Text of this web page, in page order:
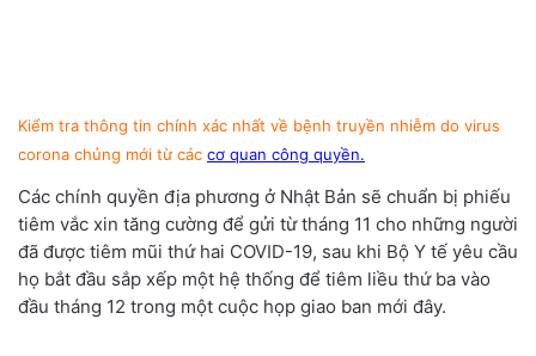
Kiểm tra thông tin chính xác nhất về bệnh truyền nhiễm do virus
corona chủng mới từ các cơ quan công quyền.
Các chính quyền địa phương ở Nhật Bản sẽ chuẩn bị phiếu
tiêm vắc xin tăng cường để gửi từ tháng 11 cho những người
đã được tiêm mũi thứ hai COVID-19, sau khi Bộ Y tế yêu cầu
họ bắt đầu sắp xếp một hệ thống để tiêm liều thứ ba vào
đầu tháng 12 trong một cuộc họp giao ban mới đây.